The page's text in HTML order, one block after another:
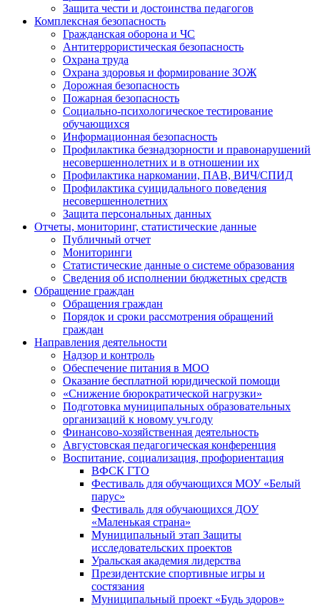
Защита чести и достоинства педагогов
Комплексная безопасность
Гражданская оборона и ЧС
Антитеррористическая безопасность
Охрана труда
Охрана здоровья и формирование ЗОЖ
Дорожная безопасность
Пожарная безопасность
Социально-психологическое тестирование
обучающихся
Информационная безопасность
Профилактика безнадзорности и правонарушений
несовершеннолетних и в отношении их
Профилактика наркомании, ПАВ, ВИЧ/СПИД
Профилактика суицидального поведения
несовершеннолетних
Защита персональных данных
Отчеты, мониторинг, статистические данные
Публичный отчет
Мониторинги
Статистические данные о системе образования
Сведения об исполнении бюджетных средств
Обращение граждан
Обращения граждан
Порядок и сроки рассмотрения обращений
граждан
Направления деятельности
Надзор и контроль
Обеспечение питания в МОО
Оказание бесплатной юридической помощи
«Снижение бюрократической нагрузки»
Подготовка муниципальных образовательных
организаций к новому уч.году
Финансово-хозяйственная деятельность
Августовская педагогическая конференция
Воспитание, социализация, профориентация
ВФСК ГТО
Фестиваль для обучающихся МОУ «Белый
парус»
Фестиваль для обучающихся ДОУ
«Маленькая страна»
Муниципальный этап Защиты
исследовательских проектов
Уральская академия лидерства
Президентские спортивные игры и
состязания
Муниципальный проект «Будь здоров»